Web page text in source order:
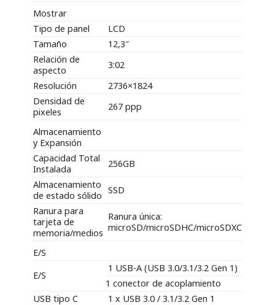
Mostrar
Tipo de panel
LCD
Tamaño
12,3″
Relación de
aspecto
3:02
Resolución
2736×1824
Densidad de
pixeles
267 ppp
Almacenamiento
y Expansión
Capacidad Total
Instalada
256GB
Almacenamiento
de estado sólido SSD
Ranura para
tarjeta de
memoria/medios
Ranura única:
microSD/microSDHC/microSDXC
E/S
E/S
1 USB-A (USB 3.0/3.1/3.2 Gen 1)
1 conector de acoplamiento
USB tipo C
1 x USB 3.0 / 3.1/3.2 Gen 1